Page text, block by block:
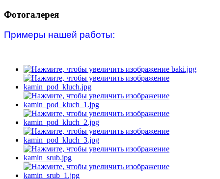
Фотогалерея
Примеры нашей работы: